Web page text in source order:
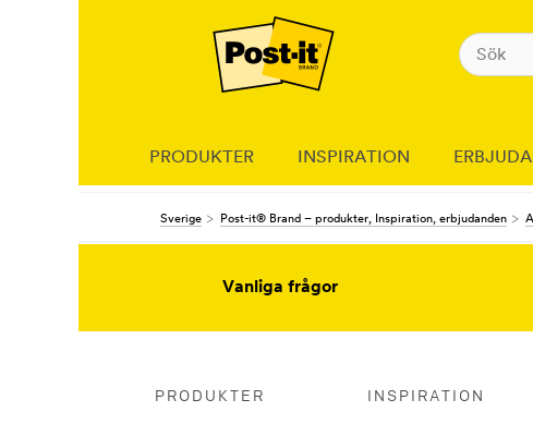
PRODUKTER INSPIRATION
Sverige Post-it® Brand – produkter, Inspiration, erbjudanden
Vanliga frågor
PRODUKTER INSPIRATION